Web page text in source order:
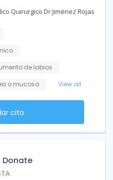
Quirurgico Dr Jimenez Rojas
de labios
o mucosa
View all
cita
Donate